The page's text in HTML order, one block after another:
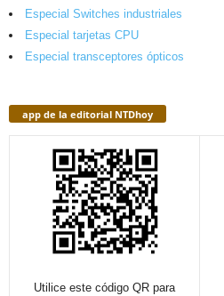
Especial Switches industriales
Especial tarjetas CPU
Especial transceptores ópticos
app de la editorial NTDhoy
Utilice este código QR para